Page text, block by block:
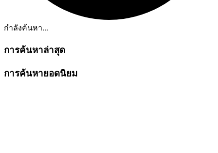
กำลังค้นหา...
การค้นหาล่าสุด
การค้นหายอดนิยม